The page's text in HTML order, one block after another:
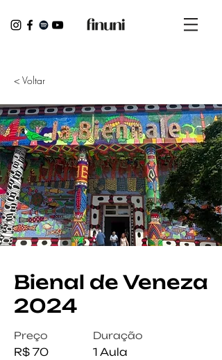
< Voltar
Bienal de Veneza
2024
Preço
R$ 70
Duração
1 Aula